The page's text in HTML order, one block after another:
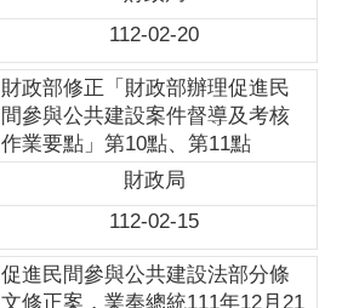
112-02-20
財政部修正「財政部辦理促進民
間參與公共建設案件督導及考核
作業要點」第10點、第11點
財政局
112-02-15
促進民間參與公共建設法部分條
文修正案，業奉總統111年12月21